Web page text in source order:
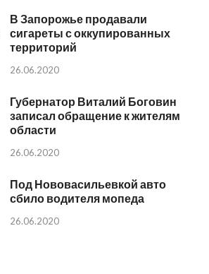
В Запорожье продавали
сигареты с оккупированных
территорий
26.06.2020
Губернатор Виталий Боговин
записал обращение к жителям
области
26.06.2020
Под Нововасильевкой авто
сбило водителя мопеда
26.06.2020